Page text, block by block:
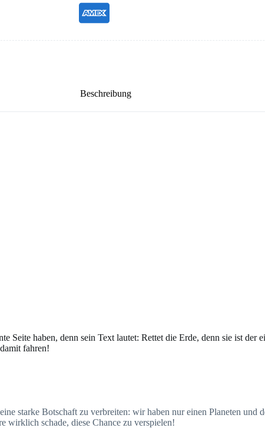
Beschreibung
Seite haben, denn sein Text lautet: Rettet die Erde, denn sie ist
fahren!
starke Botschaft zu verbreiten: wir haben nur einen Planeten und
wirklich schade, diese Chance zu verspielen!